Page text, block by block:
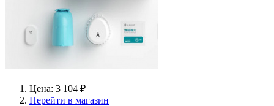
Цена: 3 104 ₽
Перейти в магазин